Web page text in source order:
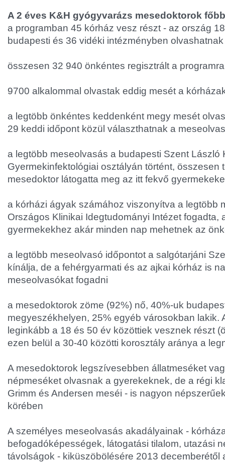
A 2 éves K&H gyógyvarázs mesedoktorok
a programban 45 kórház vesz részt - az ország
budapesti és 36 vidéki intézményben
összesen 32 940 önkéntes regisztrált a programra
9700 alkalommal olvastak eddig mesét a
a legtöbb önkéntes keddenként megy mesét
29 keddi időpont közül választhatnak a
a legtöbb meseolvasás a budapesti Szent László
Gyermekinfektológiai osztályán történt, összesen
mesedoktor látogatta meg az itt fekvő
a kórházi ágyak számához viszonyítva a legtöbb
Országos Klinikai Idegtudományi Intézet fogadta,
gyermekekhez akár minden nap mehetnek az
a legtöbb meseolvasó időpontot a salgótarjáni
kínálja, de a fehérgyarmati és az ajkai kórház is
meseolvasókat fogadni
a mesedoktorok zöme (92%) nő, 40%-uk
megyeszékhelyen, 25% egyéb városokban lakik.
leginkább a 18 és 50 év közöttiek vesznek részt
ezen belül a 30-40 közötti korosztály aránya a
A mesedoktorok legszívesebben állatmeséket
népmeséket olvasnak a gyerekeknek, de a régi
Grimm és Andersen meséi - is nagyon
körében
A személyes meseolvasás akadályainak -
befogadóképességek, látogatási tilalom, utazási
távolságok - kiküszöbölésére 2013 decemberétől